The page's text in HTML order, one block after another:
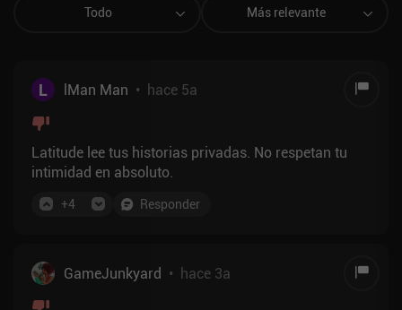
Todo Más relevante
L lMan Man • hace 5a
Latitude lee tus historias privadas. No respetan tu
intimidad en absoluto.
+4 Responder
GameJunkyard • hace 3a